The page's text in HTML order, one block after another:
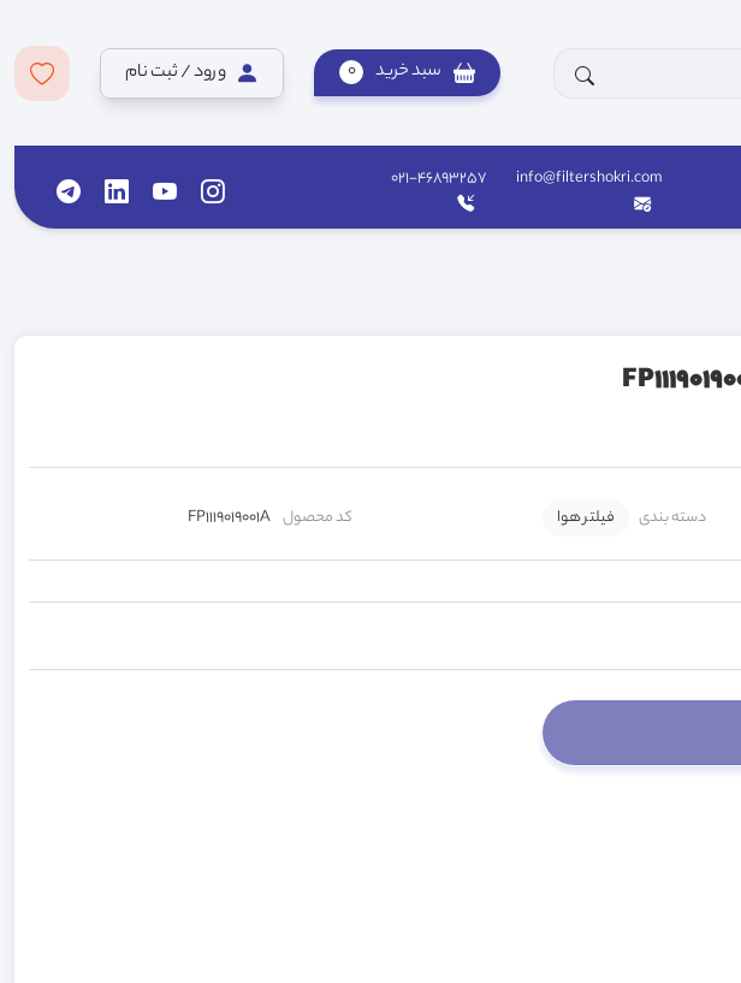
سبد خرید 0 ورود / ثبت نام
info@filtershokri.com
021-46893257
دسته بندی فیلتر هوا کد محصول FP1119019001A